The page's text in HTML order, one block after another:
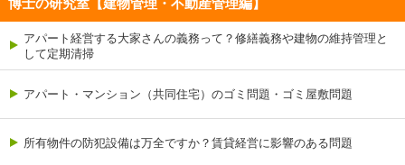
アパート経営する大家さんの義務って？修繕義務や建物の維持管理と
して定期清掃
アパート・マンション（共同住宅）のゴミ問題・ゴミ屋敷問題
所有物件の防犯設備は万全ですか？賃貸経営に影響のある問題